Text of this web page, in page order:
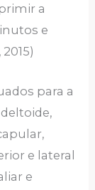
a
e
para a
e lateral
e